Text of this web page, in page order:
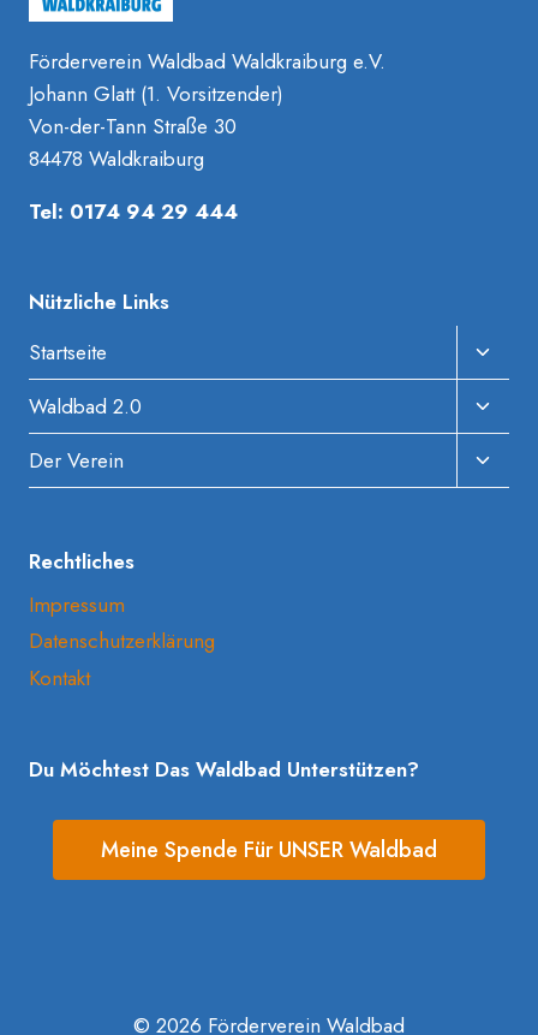
Förderverein Waldbad Waldkraiburg e.V.
Johann Glatt (1. Vorsitzender)
Von-der-Tann Straße 30
84478 Waldkraiburg
Tel: 0174 94 29 444
Nützliche Links
Startseite
Waldbad 2.0
Der Verein
Rechtliches
Impressum
Datenschutzerklärung
Kontakt
Du Möchtest Das Waldbad Unterstützen?
Meine Spende Für UNSER Waldbad
© 2026 Förderverein Waldbad